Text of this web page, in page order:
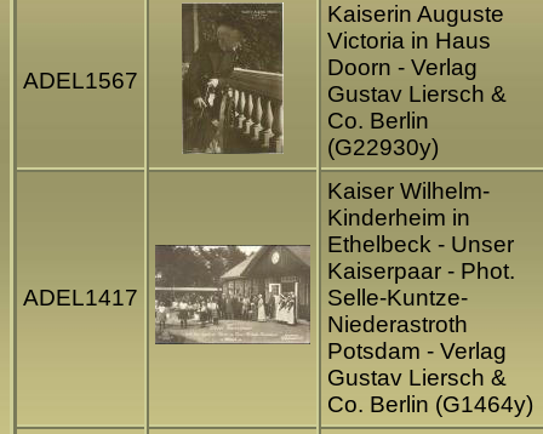
ADEL1567
Kaiserin Auguste
Victoria in Haus
Doorn - Verlag
Gustav Liersch &
Co. Berlin
(G22930y)
ADEL1417
Kaiser Wilhelm-
Kinderheim in
Ethelbeck - Unser
Kaiserpaar - Phot.
Selle-Kuntze-
Niederastroth
Potsdam - Verlag
Gustav Liersch &
Co. Berlin (G1464y)